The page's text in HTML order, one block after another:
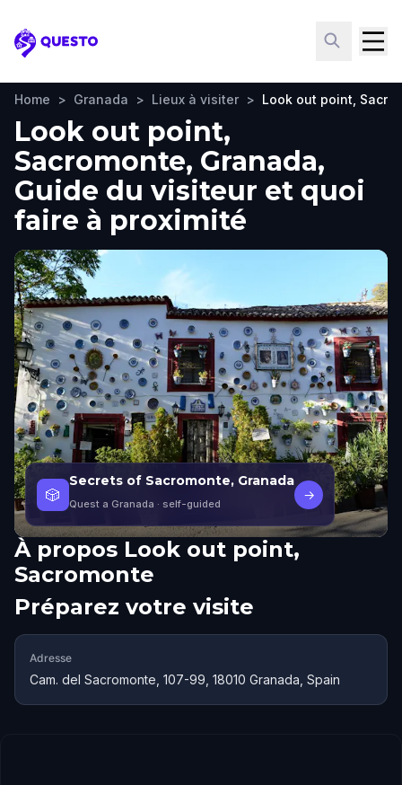
Questo
Home > Granada > Lieux à visiter > Look out point,
Look out point,
Sacromonte, Granada,
Guide du visiteur et quoi
faire à proximité
🎲
Secrets of Sacromonte, Granada
Quest a Granada · self-guided
→
À propos Look out point,
Sacromonte
Préparez votre visite
Adresse
Cam. del Sacromonte, 107-99, 18010 Granada, Spain